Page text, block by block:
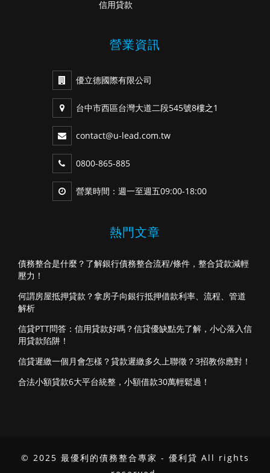
信用貸款
營業資訊
優立德國際有限公司
台中市西區台灣大道二段545號8樓之1
contact@u-lead.com.tw
0800-865-885
營業時間：週一至週五09:00-18:00
熱門文章
債務整合是什麼？了解銀行債務整合流程/條件，整合貸款減輕
壓力！
何謂房屋抵押貸款？拿房子向銀行抵押借款利率、流程、管道
解析
信貸PTT問答：信用貸款好嗎？信貸優缺點先了解，小心落入信
用貸款陷阱！
信貸遲繳一個月會怎樣？貸款遲繳多久上聯徵？3招教你應對！
合法小額貸款6大平台統整，小額借款30萬輕鬆過！
© 2025 最優利的債務整合專家 - 優利貸 All rights